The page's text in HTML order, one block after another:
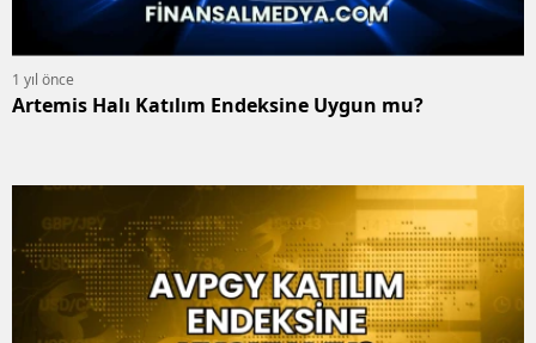
1 yıl önce
Artemis Halı Katılım Endeksine Uygun mu?